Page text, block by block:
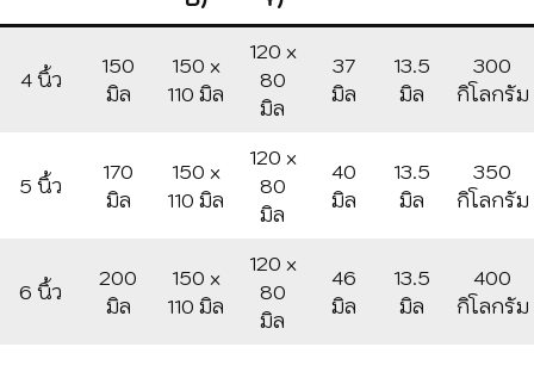
4 นิ้ว
150
มิล
150 x
110 มิล
120 x
80
มิล
37
มิล
13.5
มิล
300
กิโลกรัม
5 นิ้ว
170
มิล
150 x
110 มิล
120 x
80
มิล
40
มิล
13.5
มิล
350
กิโลกรัม
6 นิ้ว
200
มิล
150 x
110 มิล
120 x
80
มิล
46
มิล
13.5
มิล
400
กิโลกรัม